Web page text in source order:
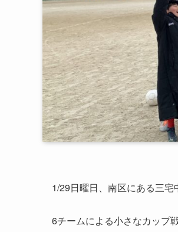
1/29日曜日、南区にある三宅
6チームによる小さなカップ